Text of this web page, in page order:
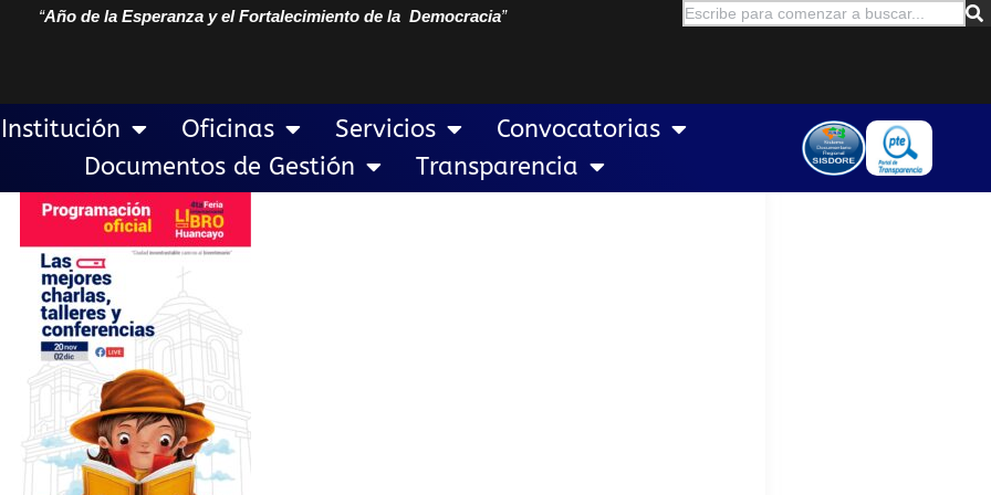
“Año de la Esperanza y el Fortalecimiento de la Democracia”
Institución Oficinas Servicios
Convocatorias
Documentos de Gestión
Transparencia